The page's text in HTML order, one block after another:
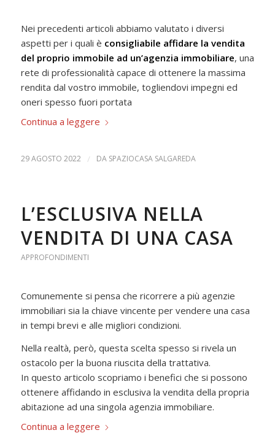
Nei precedenti articoli abbiamo valutato i diversi
aspetti per i quali è consigliabile affidare la vendita
del proprio immobile ad un’agenzia immobiliare, una
rete di professionalità capace di ottenere la massima
rendita dal vostro immobile, togliendovi impegni ed
oneri spesso fuori portata
Continua a leggere
29 AGOSTO 2022 / DA SPAZIOCASA SALGAREDA
L’ESCLUSIVA NELLA
VENDITA DI UNA CASA
APPROFONDIMENTI
Comunemente si pensa che ricorrere a più agenzie
immobiliari sia la chiave vincente per vendere una casa
in tempi brevi e alle migliori condizioni.
Nella realtà, però, questa scelta spesso si rivela un
ostacolo per la buona riuscita della trattativa.
In questo articolo scopriamo i benefici che si possono
ottenere affidando in esclusiva la vendita della propria
abitazione ad una singola agenzia immobiliare.
Continua a leggere